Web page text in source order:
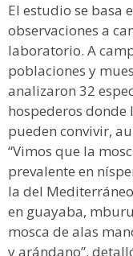
El estudio se basa
observaciones a
laboratorio. A
poblaciones y
analizaron 32
hospederos donde
pueden convivir,
“Vimos que la
prevalente en
la del
en guayaba,
mosca de alas
y arándano”,